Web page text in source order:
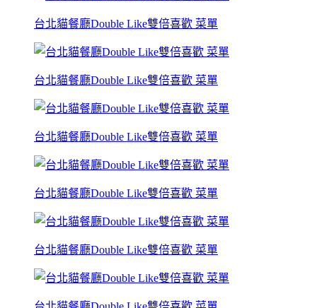
台北貓餐廳Double Like雙倍喜歡 菜單
台北貓餐廳Double Like雙倍喜歡 菜單
台北貓餐廳Double Like雙倍喜歡 菜單
台北貓餐廳Double Like雙倍喜歡 菜單
台北貓餐廳Double Like雙倍喜歡 菜單